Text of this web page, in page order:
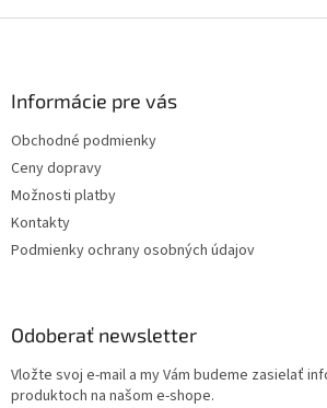
p
v
Informácie pre vás
Obchodné podmienky
Ceny dopravy
Možnosti platby
Kontakty
Podmienky ochrany osobných údajov
Odoberať newsletter
Vložte svoj e-mail a my Vám budeme zasielať
produktoch na našom e-shope.